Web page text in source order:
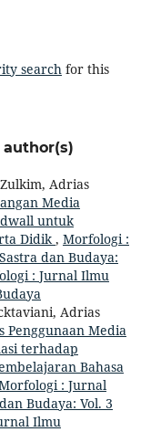
searchfor this
Adrias
Media
untuk
Didik, Morfologi :
dan Budaya:
: Jurnal Ilmu
Adrias
Penggunaan Media
terhadap
Bahasa
: Jurnal
Budaya: Vol. 3
Ilmu